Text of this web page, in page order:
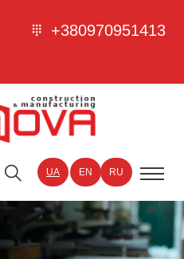
+380970951413
UA EN RU